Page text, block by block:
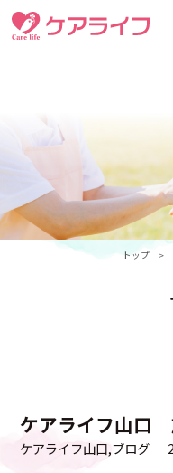
トップ
ケアライフ山口
ケアライフ山口 ブログ